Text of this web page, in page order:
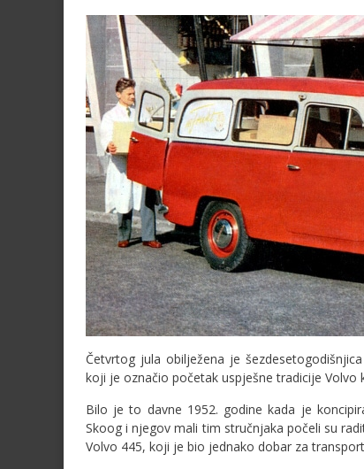
Četvrtog jula obilježena je
koji je označio početak uspješne tradicije Volvo
Bilo je to davne 1952. godine kada je
Skoog i njegov mali tim stručnjaka počeli su
Volvo 445, koji je bio jednako dobar za